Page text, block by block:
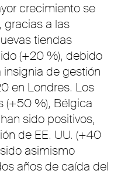
crecimiento se
gracias a las
tiendas
(+20 %), debido
de gestión
en Londres. Los
(+50 %), Bélgica
sido positivos,
de EE. UU. (+40
asimismo
años de caída del